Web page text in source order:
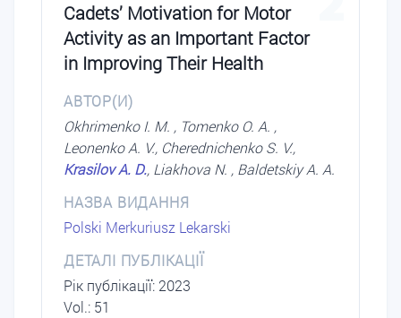
Cadets’ Motivation for Motor
Activity as an Important Factor
in Improving Their Health
АВТОР(И)
Okhrimenko I. М. , Tomenko O. A. ,
Leonenko A. V., Cherednichenko S. V.,
Krasilov A. D., Liakhova N. , Baldetskiy A. A.
НАЗВА ВИДАННЯ
Polski Merkuriusz Lekarski
ДЕТАЛІ ПУБЛІКАЦІЇ
Рік публікації: 2023
Vol.: 51